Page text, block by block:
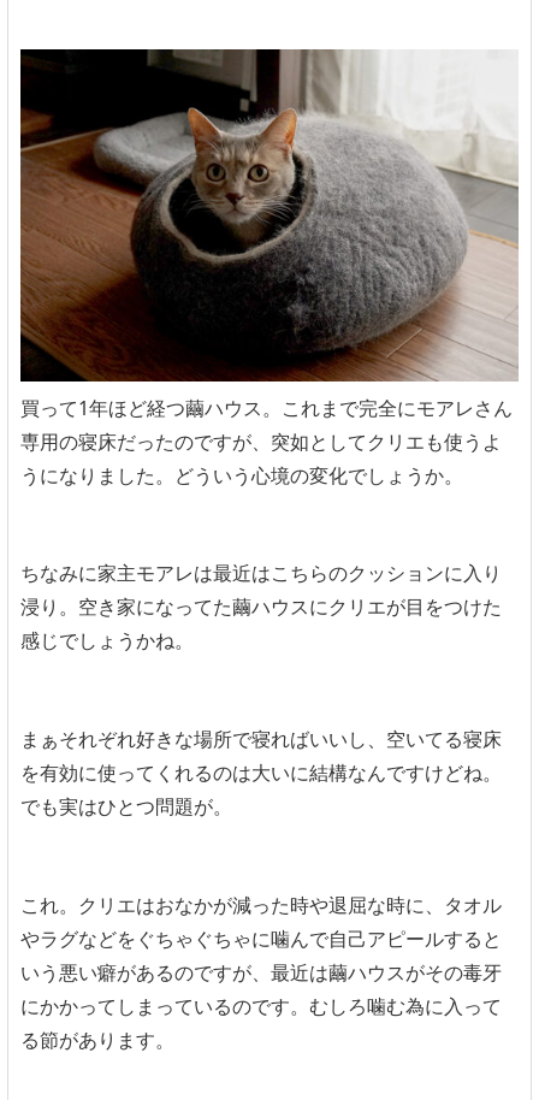
買って1年ほど経つ繭ハウス。これまで完全にモアレさん
専用の寝床だったのですが、突如としてクリエも使うよ
うになりました。どういう心境の変化でしょうか。
ちなみに家主モアレは最近はこちらのクッションに入り
浸り。空き家になってた繭ハウスにクリエが目をつけた
感じでしょうかね。
まぁそれぞれ好きな場所で寝ればいいし、空いてる寝床
を有効に使ってくれるのは大いに結構なんですけどね。
でも実はひとつ問題が。
これ。クリエはおなかが減った時や退屈な時に、タオル
やラグなどをぐちゃぐちゃに噛んで自己アピールすると
いう悪い癖があるのですが、最近は繭ハウスがその毒牙
にかかってしまっているのです。むしろ噛む為に入って
る節があります。